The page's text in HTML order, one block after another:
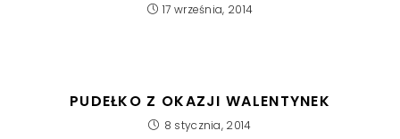
17 września, 2014
PUDEŁKO Z OKAZJI WALENTYNEK
8 stycznia, 2014